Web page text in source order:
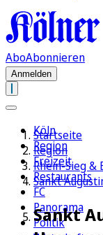
AboAbonnieren
Anmelden
Köln
Region
Freizeit
Restaurants
FC
Panorama
Politik
Startseite
Region
Rhein-Sieg &
Sankt
Sankt